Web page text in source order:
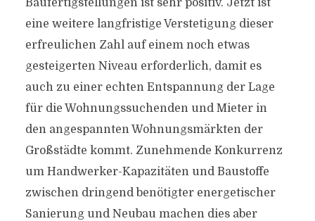
Baufertigstellungen ist sehr positiv. Jetzt ist
eine weitere langfristige Verstetigung dieser
erfreulichen Zahl auf einem noch etwas
gesteigerten Niveau erforderlich, damit es
auch zu einer echten Entspannung der Lage
für die Wohnungssuchenden und Mieter in
den angespannten Wohnungsmärkten der
Großstädte kommt. Zunehmende Konkurrenz
um Handwerker-Kapazitäten und Baustoffe
zwischen dringend benötigter energetischer
Sanierung und Neubau machen dies aber